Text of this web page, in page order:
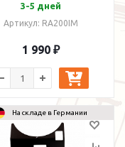
3-5 дней
Артикул: RA200IM
1 990 ₽
На складе в Германии